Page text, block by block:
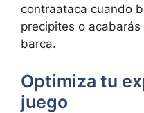
contraataca cuando
precipites o
barca.
Optimiza tu
juego